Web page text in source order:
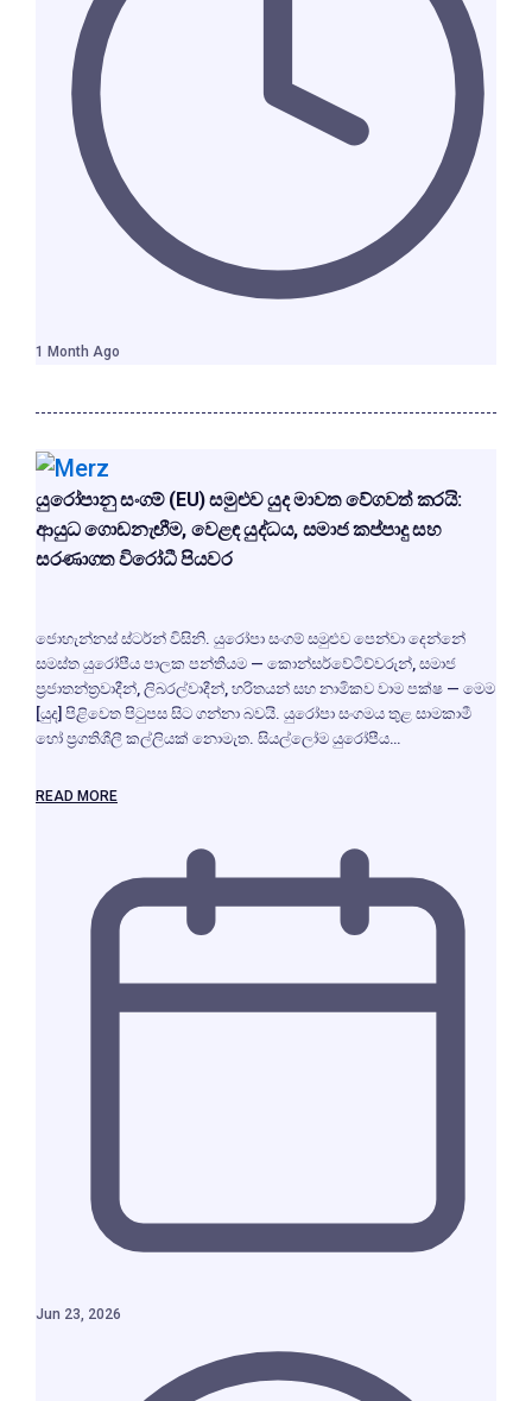
1 Month Ago
යුරෝපානු සංගම් (EU) සමුළුව යුද මාවත වේගවත් කරයි:
ආයුධ ගොඩනැඟීම, වෙළඳ යුද්ධය, සමාජ කප්පාදු සහ
සරණාගත විරෝධී පියවර
ජොහැන්නස් ස්ටර්න් විසිනි. යුරෝපා සංගම් සමුළුව පෙන්වා දෙන්නේ
සමස්ත යුරෝපීය පාලක පන්තියම — කොන්සර්වේටිව්වරුන්, සමාජ
ප්‍රජාතන්ත්‍රවාදීන්, ලිබරල්වාදීන්, හරිතයන් සහ නාමිකව වාම පක්ෂ — මෙම
[යුද] පිළිවෙත පිටුපස සිට ගන්නා බවයි. යුරෝපා සංගමය තුළ සාමකාමී
හෝ ප්‍රගතිශීලී කල්ලියක් නොමැත. සියල්ලෝම යුරෝපීය…
READ MORE
Jun 23, 2026